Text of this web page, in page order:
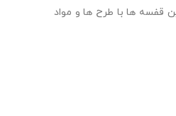
قفسه‌ ها با طرح‌ ها و مواد